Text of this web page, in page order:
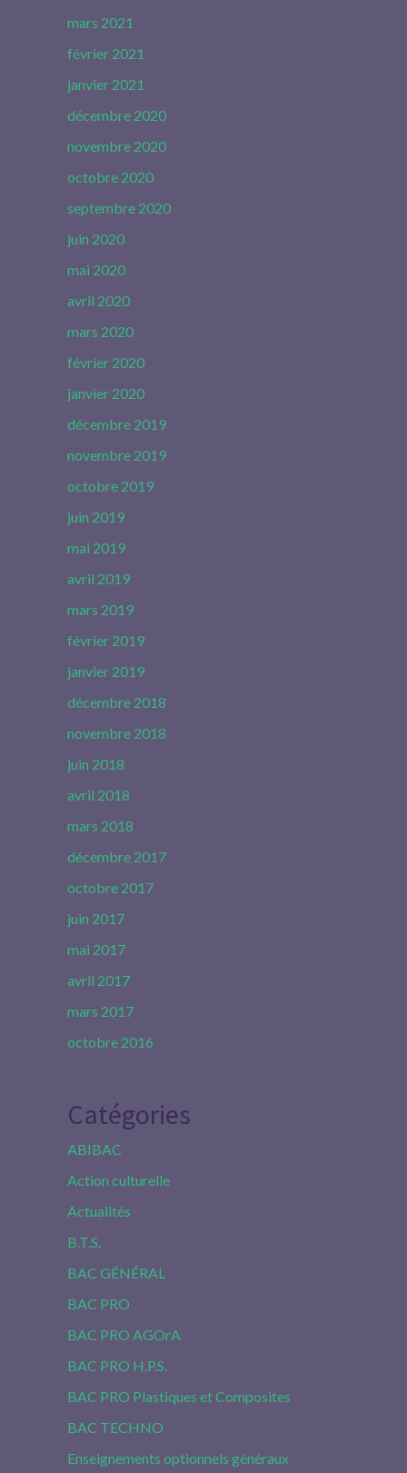
mars 2021
février 2021
janvier 2021
décembre 2020
novembre 2020
octobre 2020
septembre 2020
juin 2020
mai 2020
avril 2020
mars 2020
février 2020
janvier 2020
décembre 2019
novembre 2019
octobre 2019
juin 2019
mai 2019
avril 2019
mars 2019
février 2019
janvier 2019
décembre 2018
novembre 2018
juin 2018
avril 2018
mars 2018
décembre 2017
octobre 2017
juin 2017
mai 2017
avril 2017
mars 2017
octobre 2016
Catégories
ABIBAC
Action culturelle
Actualités
B.T.S.
BAC GÉNÉRAL
BAC PRO
BAC PRO AGOrA
BAC PRO H.P.S.
BAC PRO Plastiques et Composites
BAC TECHNO
Enseignements optionnels généraux